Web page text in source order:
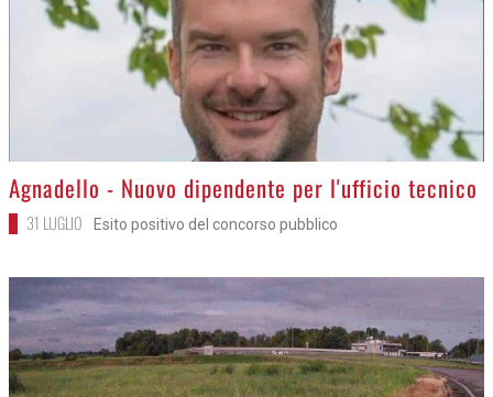
>
Agnadello - Nuovo dipendente per l'ufficio tecnico
31 LUGLIO Esito positivo del concorso pubblico